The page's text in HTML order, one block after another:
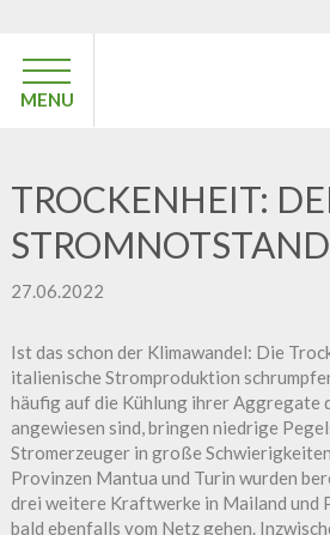
MENU
TROCKENHEIT:
STROMNOTSTAND
27.06.2022
Ist das schon der Klimawandel: Die
italienische Stromproduktion
häufig auf die Kühlung ihrer Aggregate
angewiesen sind, bringen niedrige
Stromerzeuger in große
Provinzen Mantua und Turin wurden
drei weitere Kraftwerke in Mailand und
bald ebenfalls vom Netz gehen.